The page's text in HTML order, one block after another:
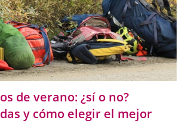
de verano: ¿sí o no?
y cómo elegir el mejor